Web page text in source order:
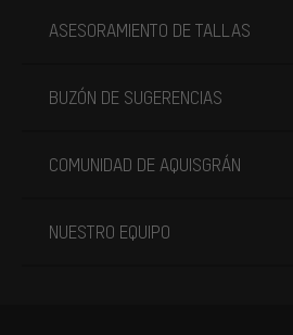
ASESORAMIENTO DE TALLAS
BUZÓN DE SUGERENCIAS
COMUNIDAD DE AQUISGRÁN
NUESTRO EQUIPO